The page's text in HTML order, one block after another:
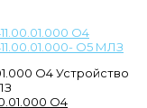
О4
О5 МЛЗ
О4 Устройство